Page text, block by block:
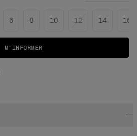
6 8 10 12 14 16
M’INFORMER